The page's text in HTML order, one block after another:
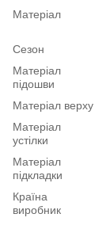
Матеріал
Сезон
Матеріал
підошви
Матеріал верху
Матеріал
устілки
Матеріал
підкладки
Країна
виробник